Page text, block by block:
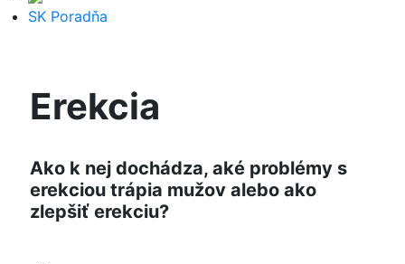
SK Poradňa
Erekcia
Ako k nej dochádza, aké problémy s
erekciou trápia mužov alebo ako
zlepšiť erekciu?